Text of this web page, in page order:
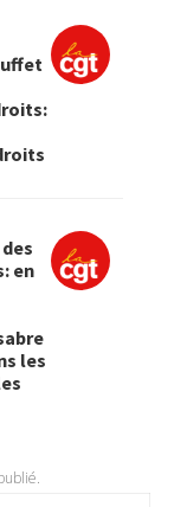
en
les